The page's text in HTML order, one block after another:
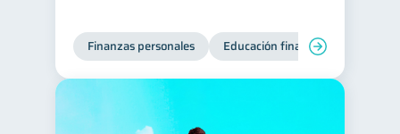
Finanzas personales Educación financiera